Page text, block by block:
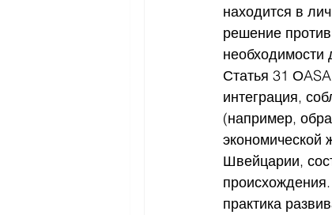
находится в
решение
необходимости
Статья 31
интеграция,
(например,
экономической
Швейцарии,
практика